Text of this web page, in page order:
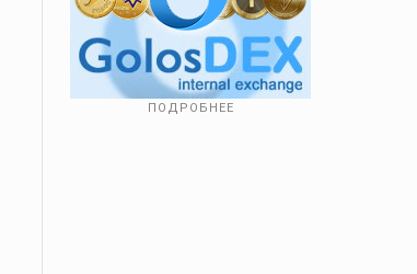
ПОДРОБНЕЕ